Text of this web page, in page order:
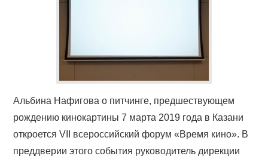
Альбина Нафигова о питчинге, предшествующем
рождению кинокартины 7 марта 2019 года в Казани
откроется VII всероссийский форум «Время кино». В
преддверии этого события руководитель дирекции